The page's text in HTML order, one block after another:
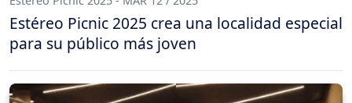
Estéreo Picnic 2025 crea una localidad especial
para su público más joven